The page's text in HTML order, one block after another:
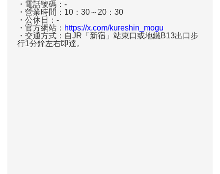
・電話號碼：-
・營業時間：10：30～20：30
・公休日：-
・官方網站： https://x.com/kureshin_mogu
・交通方式：自JR「新宿」站東口或地鐵B13出口步
行1分鐘左右即達。